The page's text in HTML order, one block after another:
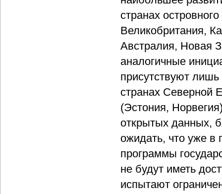
странах
Великобритания,
Австралия, Новая
аналогичные
присутствуют лишь
странах Северной
(Эстония,
открытых данных,
ожидать, что уже в
программы
не будут иметь
испытают